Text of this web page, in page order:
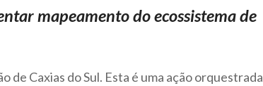
mapeamento do ecossistema de
Caxias do Sul. Esta é uma ação orquestrada